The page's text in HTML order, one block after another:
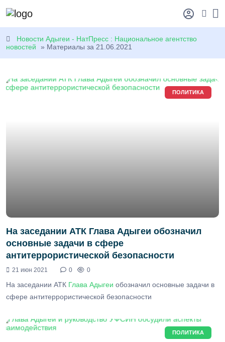
Новости Адыгеи - НатПресс : Национальное агентство
новостей
» Материалы за 21.06.2021
ПОЛИТИКА
На заседании АТК Глава Адыгеи обозначил
основные задачи в сфере
антитеррористической безопасности
21 июн 2021 0 0
На заседании АТК Глава Адыгеи обозначил основные задачи в
сфере антитеррористической безопасности
ПОЛИТИКА